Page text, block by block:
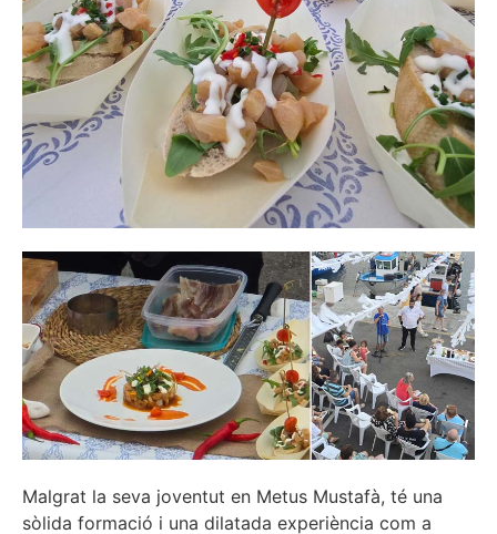
Malgrat la seva joventut en Metus Mustafà, té una
sòlida formació i una dilatada experiència com a